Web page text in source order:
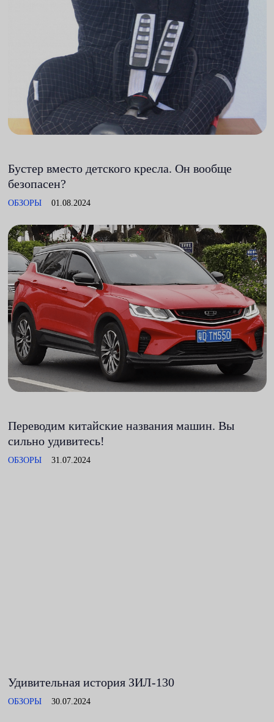
Бустер вместо детского кресла. Он вообще
безопасен?
ОБЗОРЫ 01.08.2024
Переводим китайские названия машин. Вы
сильно удивитесь!
ОБЗОРЫ 31.07.2024
Удивительная история ЗИЛ-130
ОБЗОРЫ 30.07.2024